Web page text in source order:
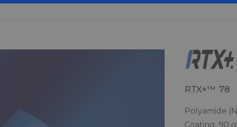
RTX+™ 78
Polyamide
Coating, 90